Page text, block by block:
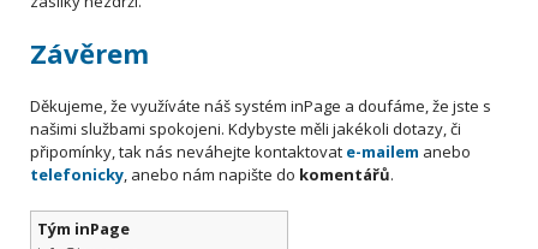
Závěrem
Děkujeme, že využíváte náš systém inPage a doufáme, že jste s
našimi službami spokojeni. Kdybyste měli jakékoli dotazy, či
připomínky, tak nás neváhejte kontaktovat e-mailem anebo
telefonicky, anebo nám napište do komentářů.
Tým inPage